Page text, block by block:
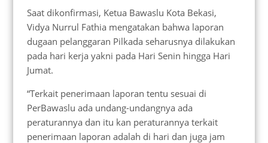
Saat dikonfirmasi, Ketua Bawaslu Kota Bekasi,
Vidya Nurrul Fathia mengatakan bahwa laporan
dugaan pelanggaran Pilkada seharusnya dilakukan
pada hari kerja yakni pada Hari Senin hingga Hari
Jumat.
“Terkait penerimaan laporan tentu sesuai di
PerBawaslu ada undang-undangnya ada
peraturannya dan itu kan peraturannya terkait
penerimaan laporan adalah di hari dan juga jam